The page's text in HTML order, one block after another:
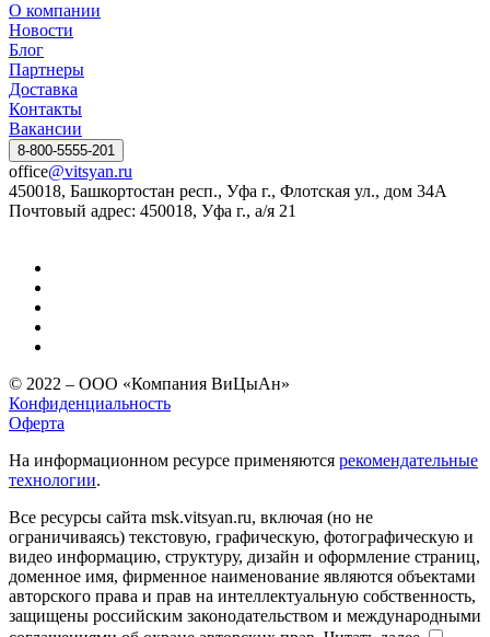
О компании
Новости
Блог
Партнеры
Доставка
Контакты
Вакансии
8-800-5555-201
office@vitsyan.ru
450018, Башкортостан респ., Уфа г., Флотская ул., дом 34А
Почтовый адрес: 450018, Уфа г., а/я 21
© 2022 – ООО «Компания ВиЦыАн»
Конфиденциальность
Оферта
На информационном ресурсе применяются рекомендательные
технологии.
Все ресурсы сайта msk.vitsyan.ru, включая (но не
ограничиваясь) текстовую, графическую, фотографическую и
видео информацию, структуру, дизайн и оформление страниц,
доменное имя, фирменное наименование являются объектами
авторского права и прав на интеллектуальную собственность,
защищены российским законодательством и международными